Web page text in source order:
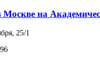
на
25/1